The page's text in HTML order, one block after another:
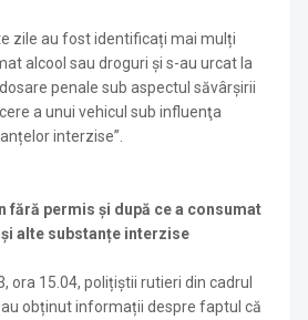
zile au fost identificați mai mulți
alcool sau droguri și s-au urcat la
penale sub aspectul săvârşirii
a unui vehicul sub influenţa
interzise”.
fără permis și după ce a consumat
alte substanțe interzise
ora 15.04, polițiștii rutieri din cadrul
obținut informații despre faptul că